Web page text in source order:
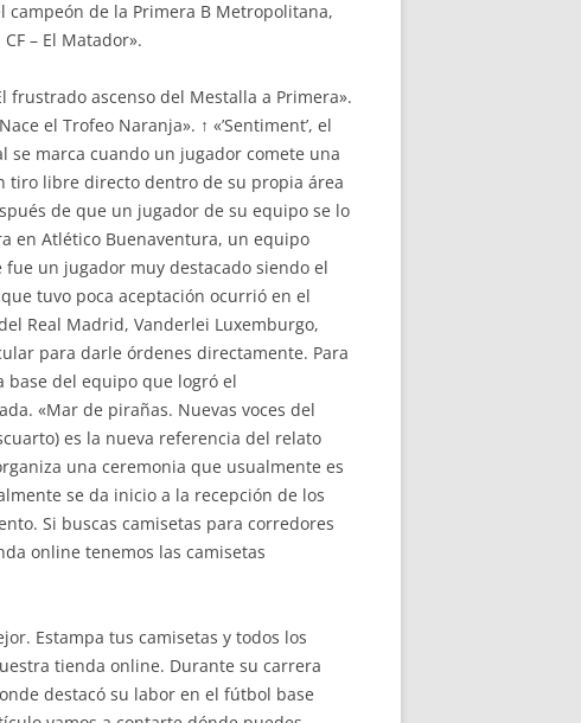
de la Primera B Metropolitana,
– El Matador».
frustrado ascenso del Mestalla a Primera».
el Trofeo Naranja». ↑ «’Sentiment’, el
se marca cuando un jugador comete una
tiro libre directo dentro de su propia área
de que un jugador de su equipo se lo
en Atlético Buenaventura, un equipo
un jugador muy destacado siendo el
tuvo poca aceptación ocurrió en el
Real Madrid, Vanderlei Luxemburgo,
para darle órdenes directamente. Para
base del equipo que logró el
«Mar de pirañas. Nuevas voces del
es la nueva referencia del relato
una ceremonia que usualmente es
se da inicio a la recepción de los
Si buscas camisetas para corredores
online tenemos las camisetas
Estampa tus camisetas y todos los
tienda online. Durante su carrera
destacó su labor en el fútbol base